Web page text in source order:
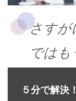
さすが
では
５分で解決